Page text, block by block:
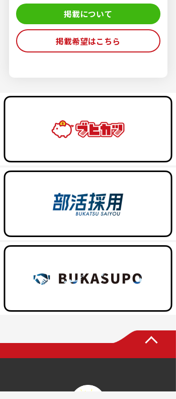
掲載について
掲載希望はこちら